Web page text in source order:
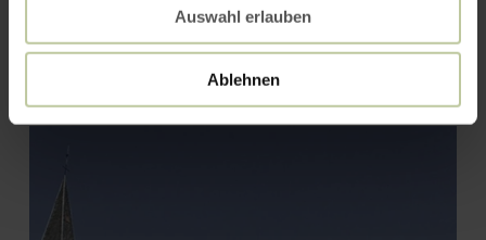
Auswahl erlauben
Ablehnen
Bördeblick "Mechernich-
Floisdorf"